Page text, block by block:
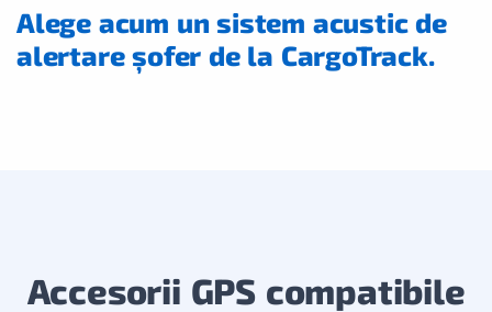
Alege acum un sistem acustic de
alertare șofer​ de la CargoTrack.
Accesorii GPS compatibile